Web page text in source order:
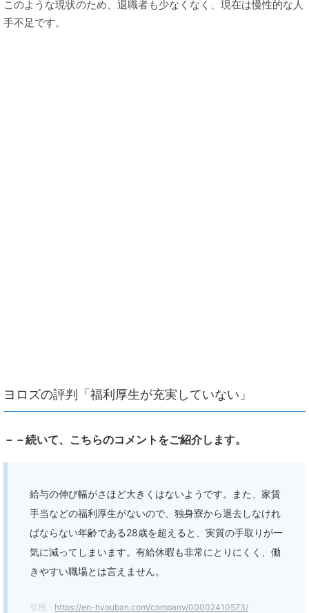
このような現状のため、退職者も少なくなく、現在は慢性的な人
手不足です。
ヨロズの評判「福利厚生が充実していない」
－－続いて、こちらのコメントをご紹介します。
給与の伸び幅がさほど大きくはないようです。また、家賃
手当などの福利厚生がないので、独身寮から退去しなけれ
ばならない年齢である28歳を超えると、実質の手取りが一
気に減ってしまいます。有給休暇も非常にとりにくく、働
きやすい職場とは言えません。
引用： https://en-hyouban.com/company/00002410573/